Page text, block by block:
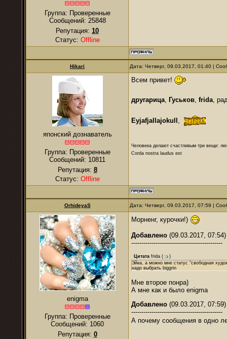
Группа: Проверенные
Сообщений: 25848
Репутация: 10
Статус: Offline
Hikari Дата: Четверг, 09.03.2017, 01:40 |
японский дознаватель
Группа: Проверенные
Сообщений: 10811
Репутация: 8
Статус: Offline
Всем привет!
другарица Гуськов frida ,
Eyjafjallajokull
Человека делают счастливым три вещи:
Corda nostra laudus est
OrhideyaS Дата: Четверг, 09.03.2017, 07:59 |
enigma
Группа: Проверенные
Сообщений: 1060
Репутация: 0
Морненг, курочки!)
Добавлено (09.03.2017, 07:54)
---------------------------------------------
Цитата frida (
)
Эйка, а можно мне статус "свободная
надо выбрать biggrin
Мне второе понра)
А мне как и было enigma
Добавлено (09.03.2017, 07:59)
---------------------------------------------
А почему сообщения в одно